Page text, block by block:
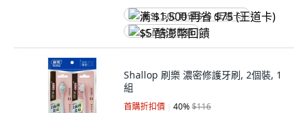
满 $1,500 再省 $75 (王道卡)
$5 酷澎幣回饋
Shallop 刷樂 濃密修護牙刷, 2個裝, 1
組
首購折扣價 40%$116